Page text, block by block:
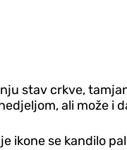
stav crkve,
ali može i
se kandilo